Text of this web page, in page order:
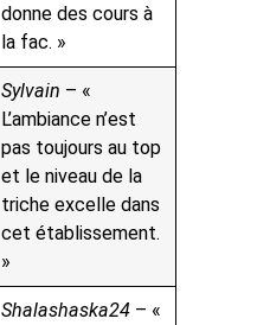
donne des cours à
la fac. »
Sylvain – «
L’ambiance n’est
pas toujours au top
et le niveau de la
triche excelle dans
cet établissement.
»
Shalashaska24 – «